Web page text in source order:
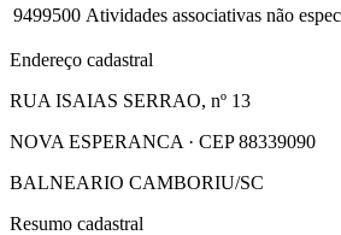
9499500 Atividades associativas não
Endereço cadastral
RUA ISAIAS SERRAO, nº 13
NOVA ESPERANCA · CEP 88339090
BALNEARIO CAMBORIU/SC
Resumo cadastral